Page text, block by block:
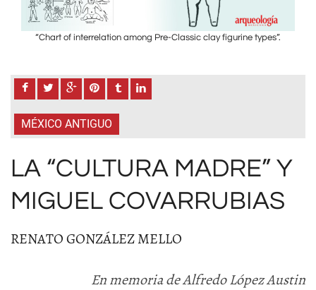
“Chart of interrelation among Pre-Classic clay figurine types”.
MÉXICO ANTIGUO
LA “CULTURA MADRE” Y
MIGUEL COVARRUBIAS
RENATO GONZÁLEZ MELLO
En memoria de Alfredo López Austin